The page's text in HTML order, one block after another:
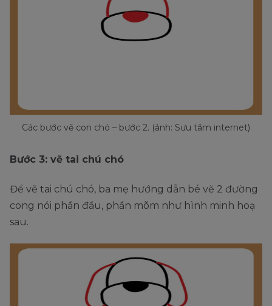
Các bước vẽ con chó – bước 2. (ảnh: Sưu tầm internet)
Bước 3: vẽ tai chú chó
Để vẽ tai chú chó, ba mẹ hướng dẫn bé vẽ 2 đường
cong nói phần đầu, phần mõm như hình minh hoạ
sau.